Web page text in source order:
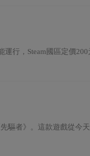
運行，Steam國區定價
驅者》。這款遊戲從今天